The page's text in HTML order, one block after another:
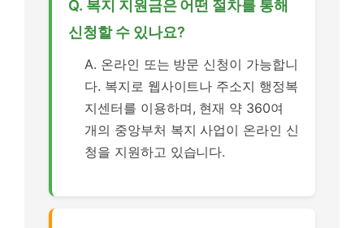
Q. 복지 지원금은 어떤 절차를 통해
신청할 수 있나요?
A. 온라인 또는 방문 신청이 가능합니
다. 복지로 웹사이트나 주소지 행정복
지센터를 이용하며, 현재 약 360여
개의 중앙부처 복지 사업이 온라인 신
청을 지원하고 있습니다.